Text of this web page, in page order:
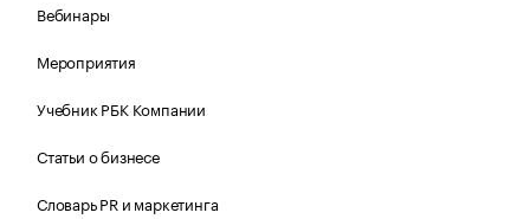
Вебинары
Мероприятия
Учебник РБК Компании
Статьи о бизнесе
Словарь PR и маркетинга